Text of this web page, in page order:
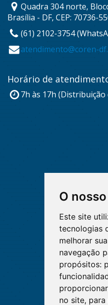
O
Este site
tecnologias
melhorar
navegação
propósitos:
no site, para
Quadra 304 norte,
Brasília - DF, CEP: 70736-
(61) 2102-3754
atendimento@coren-
Horário de
7h às 17h